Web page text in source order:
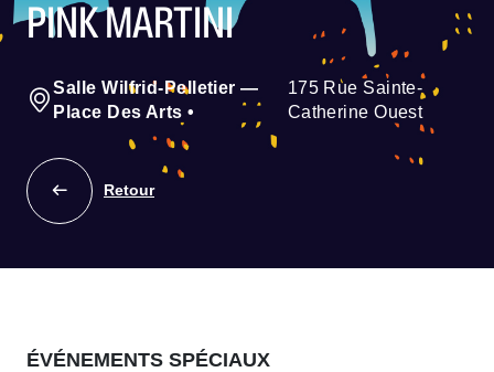
PINK MARTINI
Salle Wilfrid-Pelletier —
Place Des Arts •
175 Rue Sainte-
Catherine Ouest
Retour
ÉVÉNEMENTS SPÉCIAUX